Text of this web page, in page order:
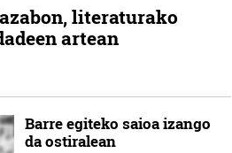
literaturako
artean
Barre egiteko saioa izango
da ostiralean